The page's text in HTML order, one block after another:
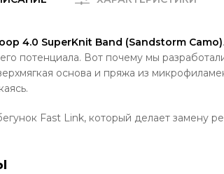
4.0 SuperKnit Band (Sandstorm Camo)
потенциала. Вот почему мы
основа и пряжа из
Fast Link, который делает замену